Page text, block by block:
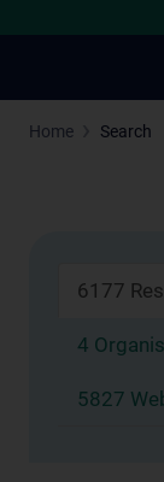
Home Search
6177
4
5827